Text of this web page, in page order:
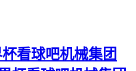
看球吧机械集团